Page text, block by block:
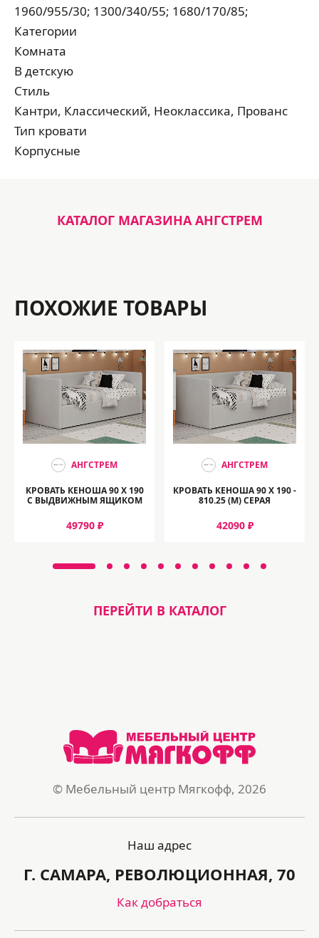
1960/955/30; 1300/340/55; 1680/170/85;
Категории
Комната
В детскую
Стиль
Кантри, Классический, Неоклассика, Прованс
Тип кровати
Корпусные
КАТАЛОГ МАГАЗИНА АНГСТРЕМ
ПОХОЖИЕ ТОВАРЫ
АНГСТРЕМ
КРОВАТЬ КЕНОША 90 Х 190
С ВЫДВИЖНЫМ ЯЩИКОМ
49790 ₽
АНГСТРЕМ
КРОВАТЬ КЕНОША 90 Х 190 -
810.25 (М) СЕРАЯ
42090 ₽
ПЕРЕЙТИ В КАТАЛОГ
© Мебельный центр Мягкофф, 2026
Наш адрес
Г. САМАРА, РЕВОЛЮЦИОННАЯ, 70
Как добраться